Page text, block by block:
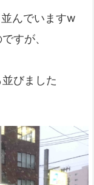
んでいますw
すが、
びました